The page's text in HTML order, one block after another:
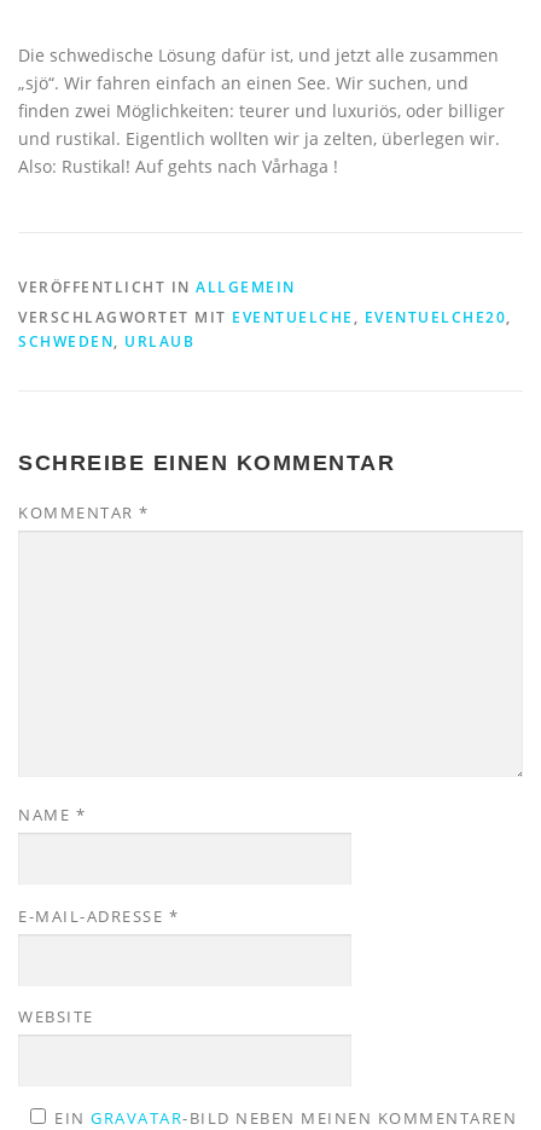
Die schwedische Lösung dafür ist, und jetzt alle zusammen
„sjö“. Wir fahren einfach an einen See. Wir suchen, und
finden zwei Möglichkeiten: teurer und luxuriös, oder billiger
und rustikal. Eigentlich wollten wir ja zelten, überlegen wir.
Also: Rustikal! Auf gehts nach Vårhaga !
VERÖFFENTLICHT IN ALLGEMEIN
VERSCHLAGWORTET MIT EVENTUELCHE , EVENTUELCHE20,
SCHWEDEN, URLAUB
SCHREIBE EINEN KOMMENTAR
KOMMENTAR *
NAME *
E-MAIL-ADRESSE *
WEBSITE
EINGRAVATAR-BILD NEBEN MEINEN KOMMENTAREN